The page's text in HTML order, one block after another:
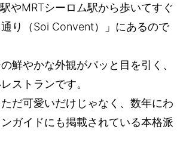
やMRTシーロム駅から歩いてすぐ
り（Soi Convent）」にあるので
鮮やかな外観がパッと目を引く、
ストランです。
だ可愛いだけじゃなく、数年にわ
ガイドにも掲載されている本格派